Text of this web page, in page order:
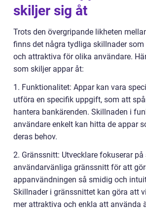
skiljer sig åt
Trots den övergripande likheten
finns det några tydliga skillnader som
och attraktiva för olika användare.
som skiljer appar åt:
1. Funktionalitet: Appar kan vara
utföra en specifik uppgift, som att
hantera bankärenden. Skillnaden i
användare enkelt kan hitta de appar
deras behov.
2. Gränssnitt: Utvecklare fokuserar
användarvänliga gränssnitt för att
appanvändningen så smidig och
Skillnader i gränssnittet kan göra att
mer attraktiva och enkla att använda